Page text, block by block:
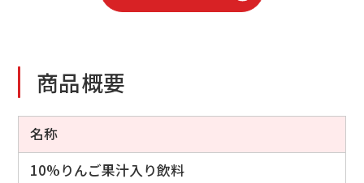
商品概要
名称
10%りんご果汁入り飲料